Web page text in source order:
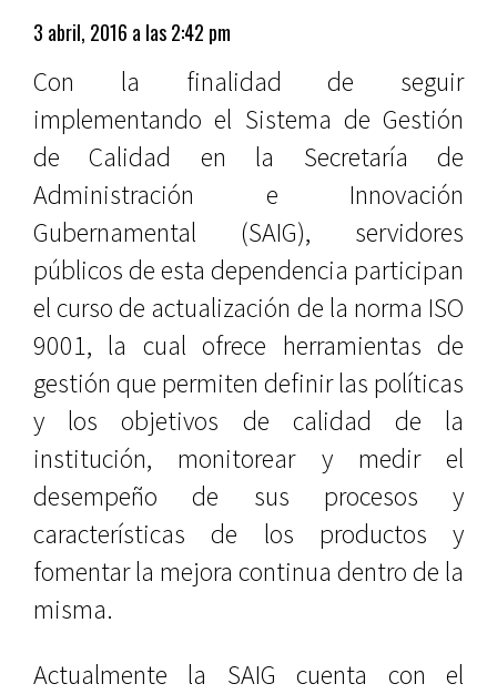
3 abril, 2016 a las 2:42 pm
Con la finalidad de seguir
implementando el Sistema de Gestión
de Calidad en la Secretaría de
Administración e Innovación
Gubernamental (SAIG), servidores
públicos de esta dependencia participan
el curso de actualización de la norma ISO
9001, la cual ofrece herramientas de
gestión que permiten definir las políticas
y los objetivos de calidad de la
institución, monitorear y medir el
desempeño de sus procesos y
características de los productos y
fomentar la mejora continua dentro de la
misma.
Actualmente la SAIG cuenta con el